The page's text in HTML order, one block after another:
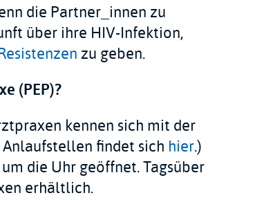
die Partner_innen zu
über ihre HIV-Infektion,
zu geben.
(PEP)?
kennen sich mit der
findet sich hier.)
die Uhr geöffnet. Tagsüber
erhältlich.